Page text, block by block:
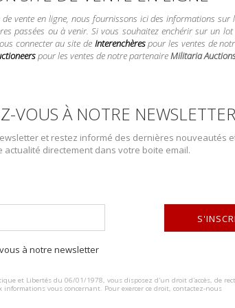
vente en ligne, nous fournissons ici des informations sur
passées ou à venir. Si vous souhaitez enchérir sur un
connecter au site de Interenchèrespour les ventes de
pour les ventes de notre partenaireMilitaria
VOUS À NOTRE
et restez informé des dernières nouveautés
actualité directement dans votre boite email.
à notre newsletter
et Libertés du 06/01/1978, vous disposez d'un droit d'accès, de
informations vous concernant. Pour exercer ce droit, contactez-nous
DESCRIPTION DU LOT
Insignes des anciens combattant. Comprenant un
Gesch, attache complète. Une épinglette des ancien
marqué Der Kyffhäuserbund Seinem Kamaraden,
des Prov Verb Westfalen des Reichsteubundes
couleur argent sur la bordure, émail en très bon
et liseré blanc au grade de Gruppenführer de
patte de col de l’association Der Stahlhelm, jamais
correspondant au grade de Divisionsführer. A noter
Veterans’ badges. Comprising a large gilt metal
veteran’s pin, complete, marked Ges Gesch 8. A
complete attachment, no visible markings. A ribbon